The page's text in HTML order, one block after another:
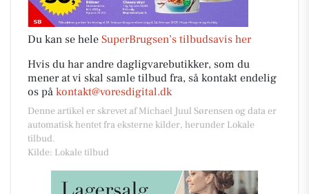
Du kan se hele SuperBrugsen’s tilbudsavis her
Hvis du har andre dagligvarebutikker, som du
mener at vi skal samle tilbud fra, så kontakt endelig
os på kontakt@voresdigital.dk
Denne artikel er skrevet af Michael Juul Sørensen og data er
automatisk hentet fra eksterne kilder, herunder Lokale
tilbud.
Kilde: Lokale tilbud